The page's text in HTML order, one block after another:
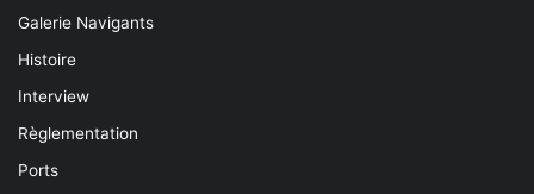
Galerie Navigants
Histoire
Interview
Règlementation
Ports